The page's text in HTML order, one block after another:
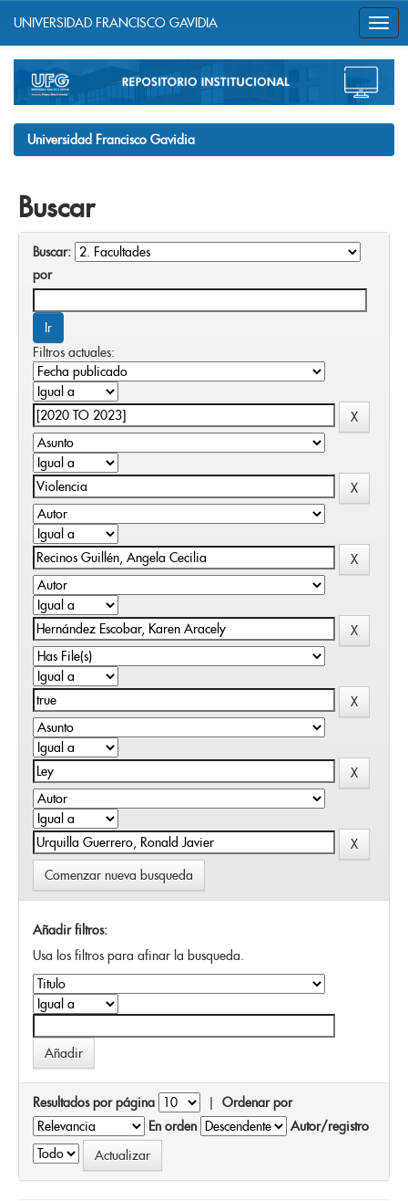
navigation
UNIVERSIDAD FRANCISCO GAVIDIA
Universidad Francisco Gavidia
Buscar
Buscar:
por
Filtros actuales:
Comenzar nueva busqueda
Añadir filtros:
Usa los filtros para afinar la busqueda.
Resultados por página | Ordenar por
En orden
Autor/registro